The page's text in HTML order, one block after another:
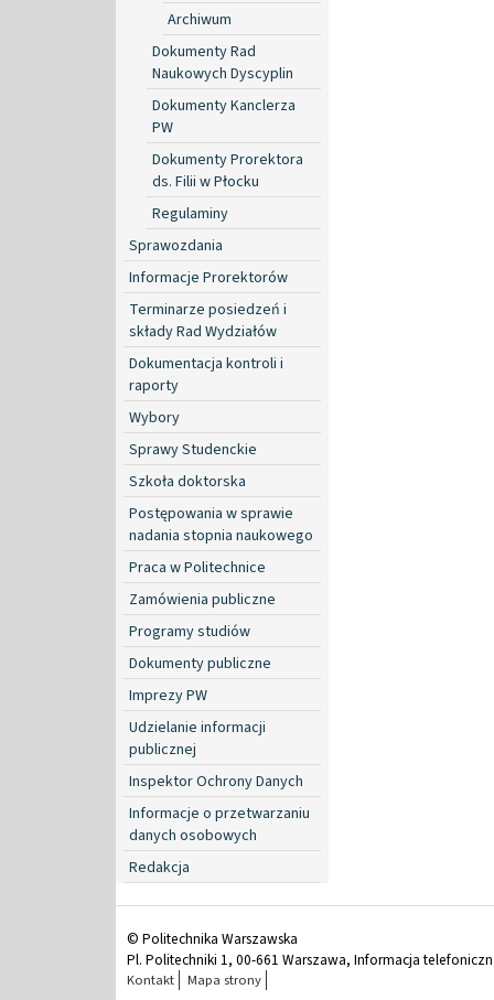
Archiwum
Dokumenty Rad
Naukowych Dyscyplin
Dokumenty Kanclerza
PW
Dokumenty Prorektora
ds. Filii w Płocku
Regulaminy
Sprawozdania
Informacje Prorektorów
Terminarze posiedzeń i
składy Rad Wydziałów
Dokumentacja kontroli i
raporty
Wybory
Sprawy Studenckie
Szkoła doktorska
Postępowania w sprawie
nadania stopnia naukowego
Praca w Politechnice
Zamówienia publiczne
Programy studiów
Dokumenty publiczne
Imprezy PW
Udzielanie informacji
publicznej
Inspektor Ochrony Danych
Informacje o przetwarzaniu
danych osobowych
Redakcja
© Politechnika Warszawska
Pl. Politechniki 1, 00-661 Warszawa, Informacja
Kontakt Mapa strony